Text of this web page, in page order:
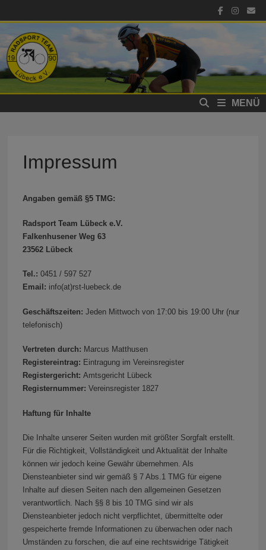
MENÜ
Impressum
Angaben gemäß §5 TMG:
Radsport Team Lübeck e.V.
Falkenhusener Weg 63
23562 Lübeck
Tel.: 0451 / 597 527
Email: info(at)rst-luebeck.de
Geschäftszeiten: Jeden Mittwoch von 17:00 bis 19:00 Uhr (nur
telefonisch)
Vertreten durch: Marcus Matthusen
Registereintrag: Eintragung im Vereinsregister
Registergericht: Amtsgericht Lübeck
Registernummer: Vereinsregister 1827
Haftung für Inhalte
Die Inhalte unserer Seiten wurden mit größter Sorgfalt erstellt.
Für die Richtigkeit, Vollständigkeit und Aktualität der Inhalte
können wir jedoch keine Gewähr übernehmen. Als
Diensteanbieter sind wir gemäß § 7 Abs.1 TMG für eigene
Inhalte auf diesen Seiten nach den allgemeinen Gesetzen
verantwortlich. Nach §§ 8 bis 10 TMG sind wir als
Diensteanbieter jedoch nicht verpflichtet, übermittelte oder
gespeicherte fremde Informationen zu überwachen oder nach
Umständen zu forschen, die auf eine rechtswidrige Tätigkeit